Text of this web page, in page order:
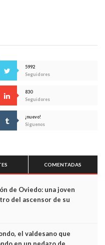
5992
Seguidores
830
Seguidores
¡nuevo!
Síguenos
COMENTADAS
de Oviedo: una joven
del ascensor de su
captan sus últimos minutos
el valdesano que